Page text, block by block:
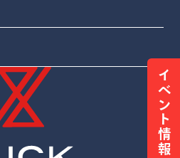
イベント情報